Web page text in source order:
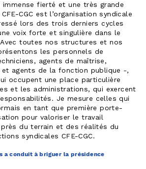
immense fierté et une très grande
CGC est l’organisation syndicale
lors des trois derniers cycles
voix forte et singulière dans le
toutes nos structures et nos
les personnels de
agents de maîtrise,
et agents de la fonction publique -,
occupent une place particulière
et les administrations, qui exercent
Je mesure celles qui
en tant que première porte-
pour valoriser le travail
du terrain et des réalités du
syndicales CFE-CGC.
a conduit à briguer la présidence